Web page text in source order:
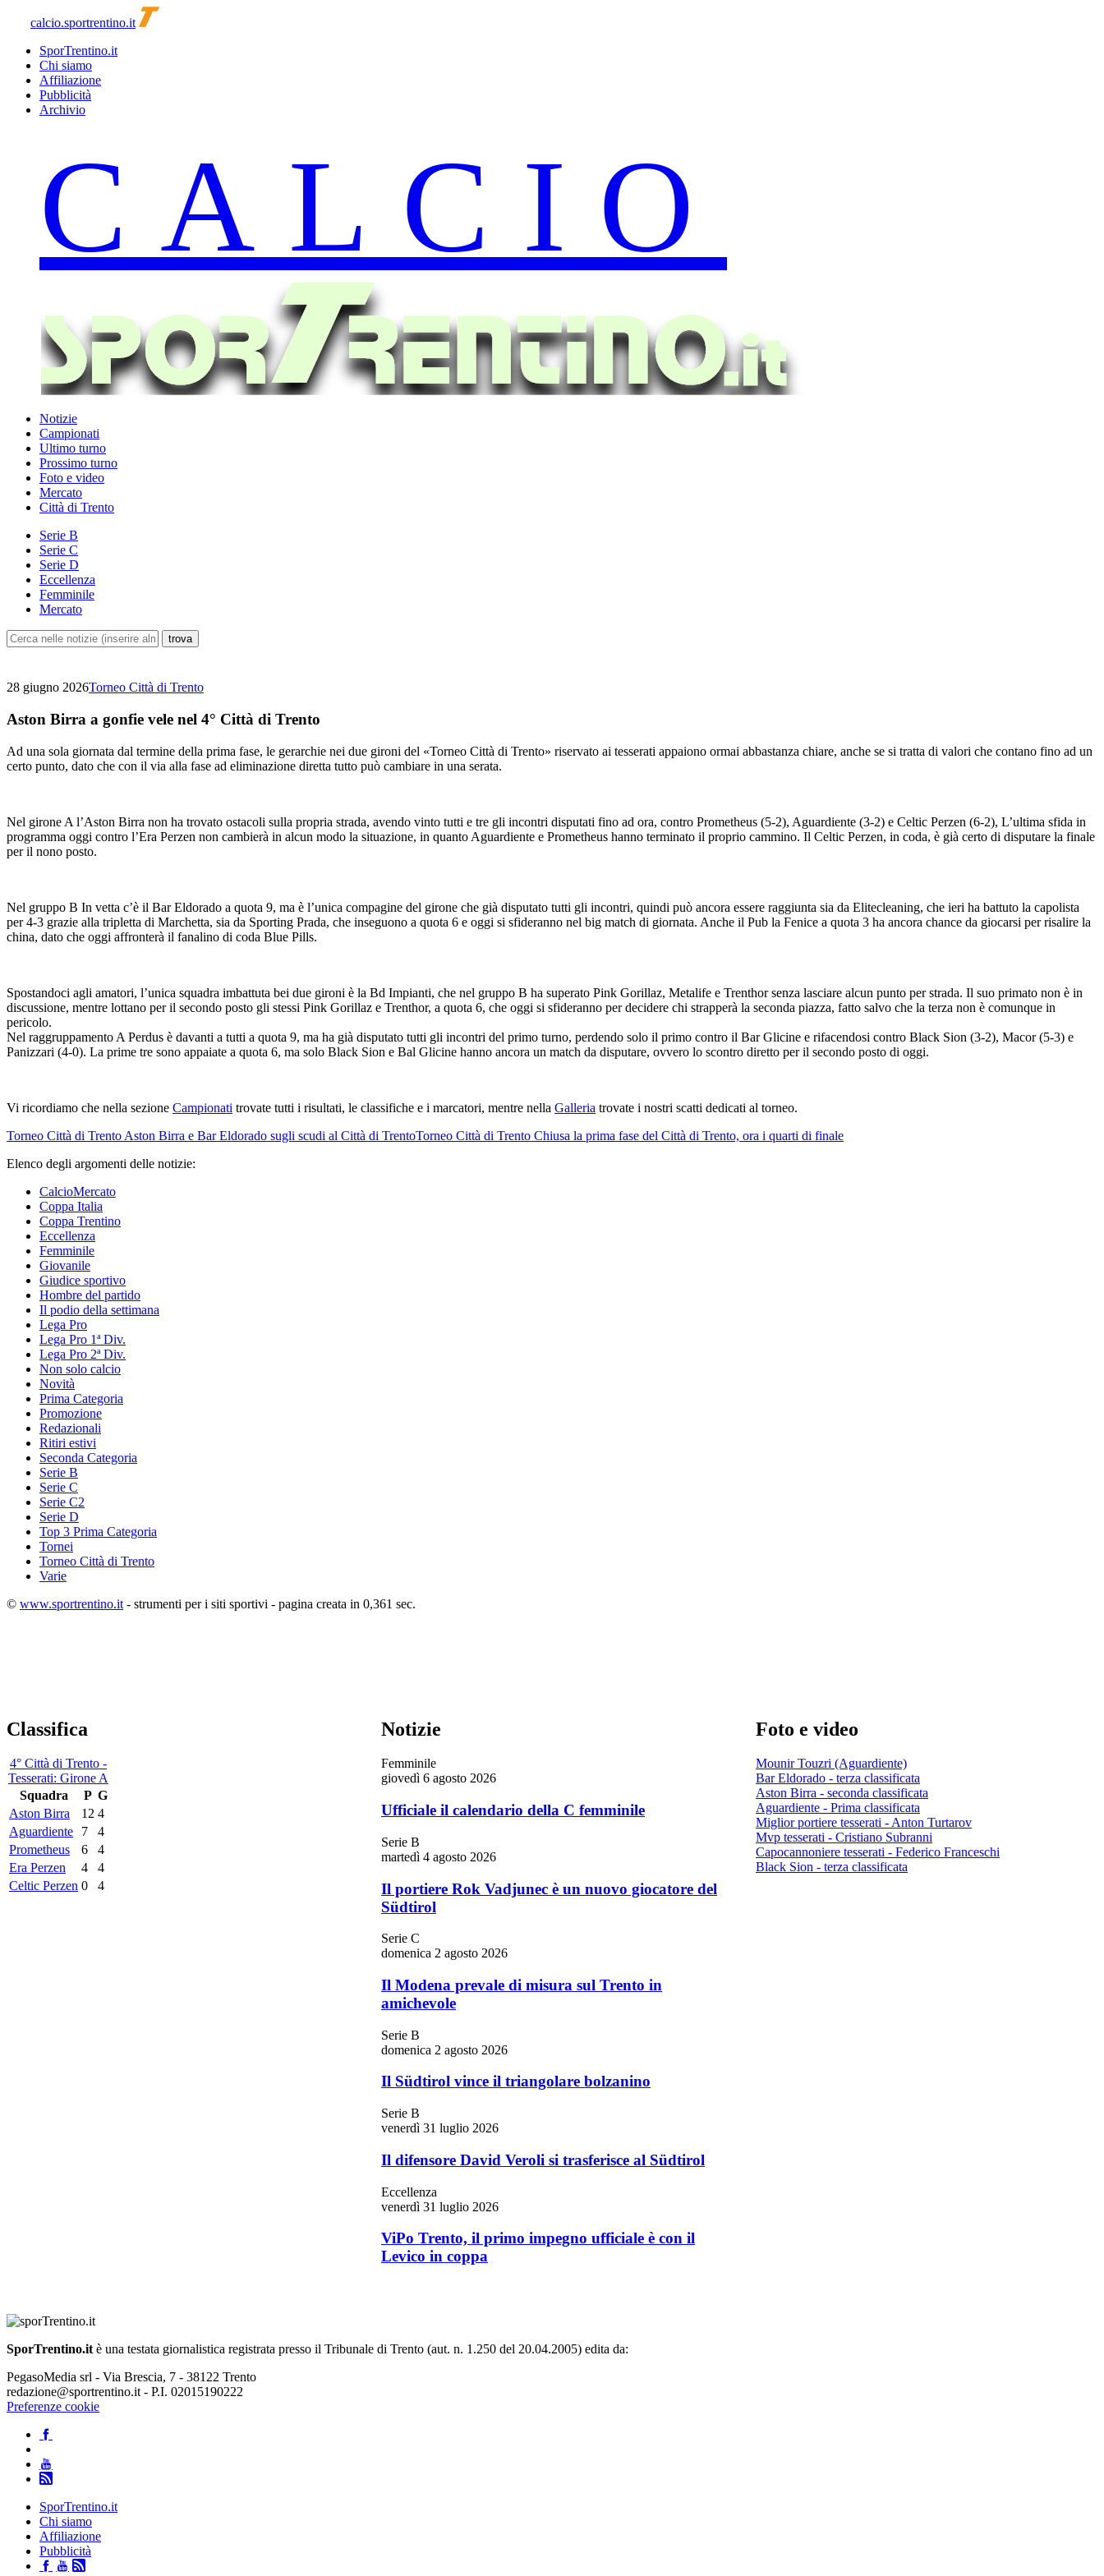
calcio.sportrentino.it
SporTrentino.it
Chi siamo
Affiliazione
Pubblicità
Archivio
Notizie
Campionati
Ultimo turno
Prossimo turno
Foto e video
Mercato
Città di Trento
Serie B
Serie C
Serie D
Eccellenza
Femminile
Mercato
28 giugno 2026Torneo Città di Trento
Aston Birra a gonfie vele nel 4° Città di Trento
Ad una sola giornata dal termine della prima fase, le gerarchie nei due gironi del «Torneo Città di Trento» riservato ai tesserati appaiono ormai abbastanza chiare, anche se si tratta di valori che contano fino ad un
certo punto, dato che con il via alla fase ad eliminazione diretta tutto può cambiare in una serata.
Nel girone A l’Aston Birra non ha trovato ostacoli sulla propria strada, avendo vinto tutti e tre gli incontri disputati fino ad ora, contro Prometheus (5-2), Aguardiente (3-2) e Celtic Perzen (6-2), L’ultima sfida in
programma oggi contro l’Era Perzen non cambierà in alcun modo la situazione, in quanto Aguardiente e Prometheus hanno terminato il proprio cammino. Il Celtic Perzen, in coda, è già certo di disputare la finale
per il nono posto.
Nel gruppo B In vetta c’è il Bar Eldorado a quota 9, ma è l’unica compagine del girone che già disputato tutti gli incontri, quindi può ancora essere raggiunta sia da Elitecleaning, che ieri ha battuto la capolista
per 4-3 grazie alla tripletta di Marchetta, sia da Sporting Prada, che inseguono a quota 6 e oggi si sfideranno nel big match di giornata. Anche il Pub la Fenice a quota 3 ha ancora chance da giocarsi per risalire la
china, dato che oggi affronterà il fanalino di coda Blue Pills.
Spostandoci agli amatori, l’unica squadra imbattuta bei due gironi è la Bd Impianti, che nel gruppo B ha superato Pink Gorillaz, Metalife e Trenthor senza lasciare alcun punto per strada. Il suo primato non è in
discussione, mentre lottano per il secondo posto gli stessi Pink Gorillaz e Trenthor, a quota 6, che oggi si sfideranno per decidere chi strapperà la seconda piazza, fatto salvo che la terza non è comunque in
pericolo.
Nel raggruppamento A Perdus è davanti a tutti a quota 9, ma ha già disputato tutti gli incontri del primo turno, perdendo solo il primo contro il Bar Glicine e rifacendosi contro Black Sion (3-2), Macor (5-3) e
Panizzari (4-0). La prime tre sono appaiate a quota 6, ma solo Black Sion e Bal Glicine hanno ancora un match da disputare, ovvero lo scontro diretto per il secondo posto di oggi.
Vi ricordiamo che nella sezione Campionati trovate tutti i risultati, le classifiche e i marcatori, mentre nella Galleria trovate i nostri scatti dedicati al torneo.
Torneo Città di Trento Aston Birra e Bar Eldorado sugli scudi al Città di TrentoTorneo Città di Trento Chiusa la prima fase del Città di Trento, ora i quarti di finale
Elenco degli argomenti delle notizie:
CalcioMercato
Coppa Italia
Coppa Trentino
Eccellenza
Femminile
Giovanile
Giudice sportivo
Hombre del partido
Il podio della settimana
Lega Pro
Lega Pro 1ª Div.
Lega Pro 2ª Div.
Non solo calcio
Novità
Prima Categoria
Promozione
Redazionali
Ritiri estivi
Seconda Categoria
Serie B
Serie C
Serie C2
Serie D
Top 3 Prima Categoria
Tornei
Torneo Città di Trento
Varie
© www.sportrentino.it - strumenti per i siti sportivi - pagina creata in 0,361 sec.
Classifica
4° Città di Trento -
Tesserati: Girone A
Squadra
P G
Aston Birra
12 4
Aguardiente
7
4
Prometheus
6
4
Era Perzen
4
4
Celtic Perzen 0 4
Notizie
Femminile
giovedì 6 agosto 2026
Ufficiale il calendario della C femminile
Serie B
martedì 4 agosto 2026
Il portiere Rok Vadjunec è un nuovo giocatore del
Südtirol
Serie C
domenica 2 agosto 2026
Il Modena prevale di misura sul Trento in
amichevole
Serie B
domenica 2 agosto 2026
Il Südtirol vince il triangolare bolzanino
Serie B
venerdì 31 luglio 2026
Il difensore David Veroli si trasferisce al Südtirol
Eccellenza
venerdì 31 luglio 2026
ViPo Trento, il primo impegno ufficiale è con il
Levico in coppa
Foto e video
Mounir Touzri (Aguardiente)
Bar Eldorado - terza classificata
Aston Birra - seconda classificata
Aguardiente - Prima classificata
Miglior portiere tesserati - Anton Turtarov
Mvp tesserati - Cristiano Subranni
Capocannoniere tesserati - Federico Franceschi
Black Sion - terza classificata
SporTrentino.it è una testata giornalistica registrata presso il Tribunale di Trento (aut. n. 1.250 del 20.04.2005) edita da:
PegasoMedia srl - Via Brescia, 7 - 38122 Trento
redazione@sportrentino.it - P.I. 02015190222
Preferenze cookie
SporTrentino.it
Chi siamo
Affiliazione
Pubblicità